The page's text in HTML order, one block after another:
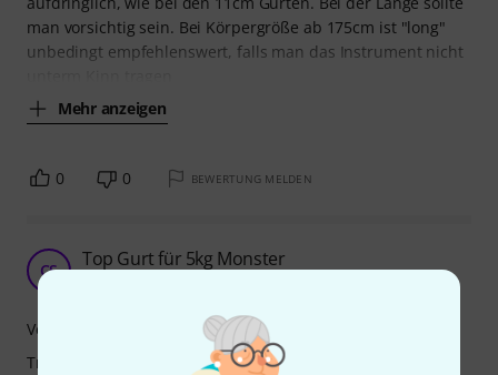
man vorsichtig sein. Bei Körpergröße ab 175cm ist "long"
unbedingt empfehlenswert, falls man das Instrument nicht
Mehr anzeigen
0 0 BEWERTUNG MELDEN
CS Top Gurt für 5kg Monster
Verarbeitung
Tragekomfort